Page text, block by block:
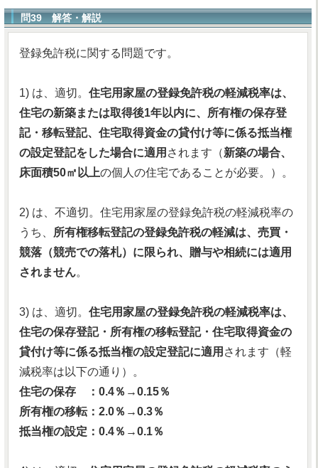
問39 解答・解説
登録免許税に関する問題です。
1) は、適切。 住宅用家屋の登録免許税の軽減税率は、
住宅の新築または取得後1年以内に、所有権の保存登
記・移転登記、住宅取得資金の貸付け等に係る抵当権
の設定登記をした場合に適用 されます（新築の場合、
床面積50㎡以上の個人の住宅であることが必要。）。
2) は、不適切。住宅用家屋の登録免許税の軽減税率の
うち、
所有権移転登記の登録免許税の軽減は、売買・
競落（競売での落札）に限られ、贈与や相続には適用
されません。
3) は、適切。 住宅用家屋の登録免許税の軽減税率は、
住宅の保存登記・所有権の移転登記・住宅取得資金の
貸付け等に係る抵当権の設定登記に適用 されます（軽
減税率は以下の通り）。
住宅の保存 ：0.4％→0.15％
所有権の移転：2.0％→0.3％
抵当権の設定：0.4％→0.1％